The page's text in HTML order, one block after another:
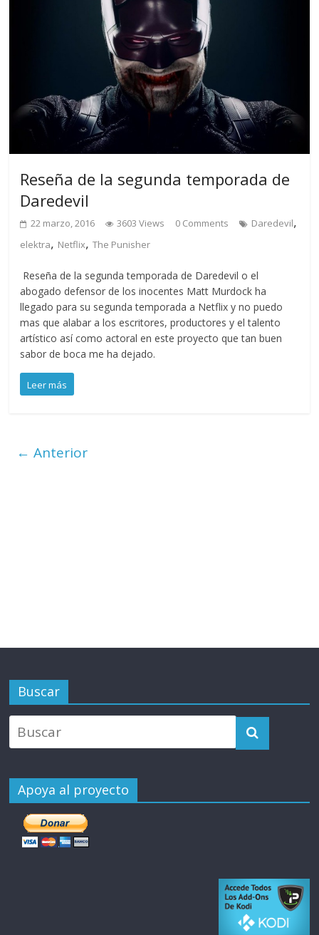
Reseña de la segunda temporada de
Daredevil
22 marzo, 2016 3603 Views 0 Comments Daredevil,
elektra, Netflix,The Punisher
Reseña de la segunda temporada de Daredevil o el
abogado defensor de los inocentes Matt Murdock ha
llegado para su segunda temporada a Netflix y no puedo
mas que alabar a los escritores, productores y el talento
artístico así como actoral en este proyecto que tan buen
sabor de boca me ha dejado.
Leer más
← Anterior
Buscar
Apoya al proyecto